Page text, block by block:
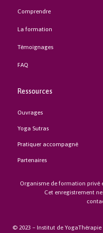
Comprendre
La formation
Témoignages
FAQ
Ressources
Ouvrages
Yoga Sutras
Pratiquer accompagné
Partenaires
Organisme de formation privé
Cet enregistrement
© 2023 – Institut de YogaThérapie